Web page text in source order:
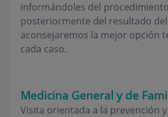
informándoles del
posteriormente del resultado
aconsejaremos la mejor opción
cada caso.
Medicina General y de
Visita orientada a la prevención